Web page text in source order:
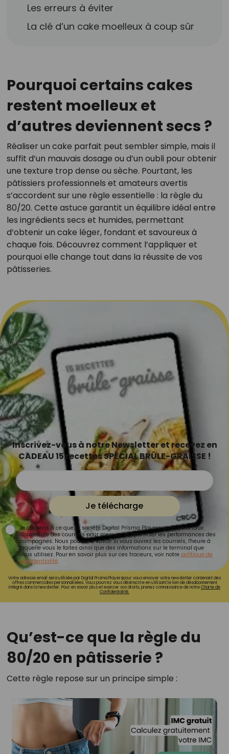
Les erreurs à éviter
La clé d’un cake moelleux à coup sûr
Pourquoi certains cakes
restent moelleux et
d’autres deviennent secs ?
Réaliser un cake parfait peut sembler simple, mais il
suffit d’un mauvais dosage ou d’un oubli pour obtenir
une texture trop dense ou sèche. Pourtant, les
pâtissiers professionnels et amateurs avertis
s’accordent sur une règle essentielle : la règle du
80/20. Cette astuce garantit un équilibre idéal entre
les ingrédients secs et humides, permettant
d’obtenir un cake léger, fondant et savoureux à
chaque fois. Découvrez comment l’appliquer et
pourquoi elle change tout dans la réussite de vos
pâtisseries.
Inscrivez-vous à notre Newsletter et recevez en
CADEAU 15 recettes SPÉCIAL BRÛLE-GRAISSE !
Je télécharge
Je consens à ce que la société Digital Prisma Players analyse le taux
d'ouverture des courriels pour mesurer et optimiser les performances des
campagnes. Nous pourrons savoir si vous ouvrez les courriels, l'heure à
laquelle vous le faites ainsi que des informations sur le terminal que
vous utilisez. Pour en savoir plus sur ces traceurs, voir notre politique de
confidentialité.
Votre adresse email sera utilisée par Digital Prisma Playerspour vous envoyer votre newsletter contenant des
offres commerciales personnalisées. Vous pourrez vous désinscrire en utilisant le lien de désabonnement
intégré dans la newsletter. Pour en savoir plus et exercer vos droits, prenez connaissance de notreCharte de
Confidentialité.
Qu’est-ce que la règle du
80/20 en pâtisserie ?
Cette règle repose sur un principe simple :